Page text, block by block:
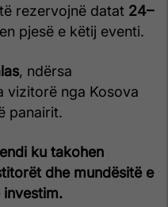
rezervojnë datat 24–
pjesë e këtij eventi.
, ndërsa
vizitorë nga Kosova
panairit.
ku takohen
dhe mundësitë e
investim.